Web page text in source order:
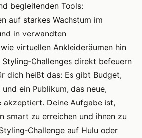
begleitenden Tools:
auf starkes Wachstum im
in verwandten
virtuellen Ankleideräumen hin
direkt befeuern
dich heißt das: Es gibt Budget,
ein Publikum, das neue,
akzeptiert. Deine Aufgabe ist,
smart zu erreichen und ihnen zu
auf Hulu oder